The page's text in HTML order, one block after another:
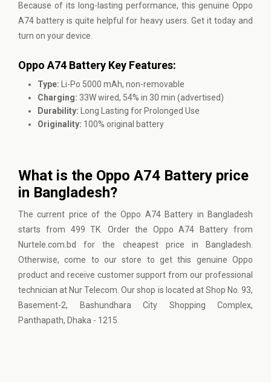
Because of its long-lasting performance, this genuine Oppo
A74 battery is quite helpful for heavy users. Get it today and
turn on your device.
Oppo A74 Battery Key Features:
Type: Li-Po 5000 mAh, non-removable
Charging: 33W wired, 54% in 30 min (advertised)
Durability: Long Lasting for Prolonged Use
Originality: 100% original battery
What is the Oppo A74 Battery price
in Bangladesh?
The current price of the Oppo A74 Battery in Bangladesh
starts from 499 TK. Order the Oppo A74 Battery from
Nurtele.com.bd for the cheapest price in Bangladesh.
Otherwise, come to our store to get this genuine Oppo
product and receive customer support from our professional
technician at Nur Telecom. Our shop is located at Shop No. 93,
Basement-2, Bashundhara City Shopping Complex,
Panthapath, Dhaka - 1215.